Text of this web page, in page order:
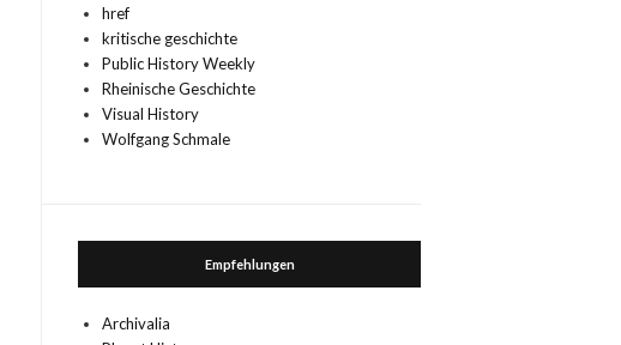
href
kritische geschichte
Public History Weekly
Rheinische Geschichte
Visual History
Wolfgang Schmale
Empfehlungen
Archivalia